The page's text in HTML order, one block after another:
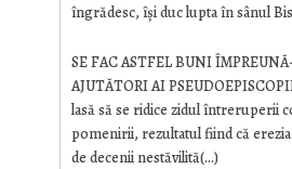
îngrădesc, își duc lupta în sânul
SE FAC ASTFEL BUNI
AJUTĂTORI AI
lasă să se ridice zidul întreruperii
pomenirii, rezultatul fiind că
de decenii nestăvilită(…)